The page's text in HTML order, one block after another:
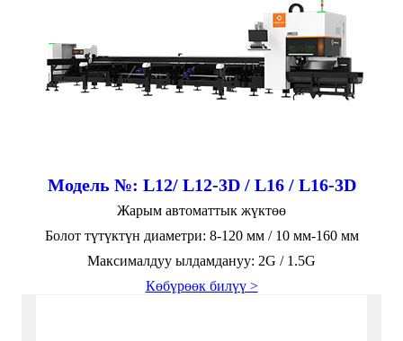
Модель №: L12/ L12-3D / L16 / L16-3D
Жарым автоматтык жүктөө
Болот түтүктүн диаметри: 8-120 мм / 10 мм-160 мм
Максималдуу ылдамдануу: 2G / 1.5G
Көбүрөөк билүү >